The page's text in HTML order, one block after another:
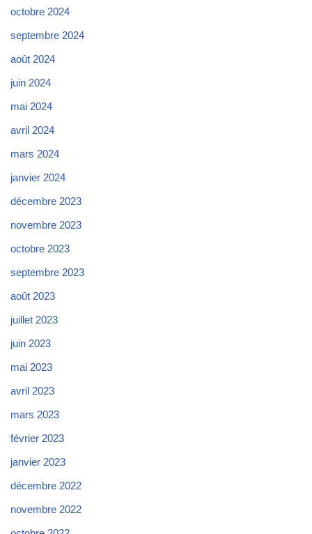
octobre 2024
septembre 2024
août 2024
juin 2024
mai 2024
avril 2024
mars 2024
janvier 2024
décembre 2023
novembre 2023
octobre 2023
septembre 2023
août 2023
juillet 2023
juin 2023
mai 2023
avril 2023
mars 2023
février 2023
janvier 2023
décembre 2022
novembre 2022